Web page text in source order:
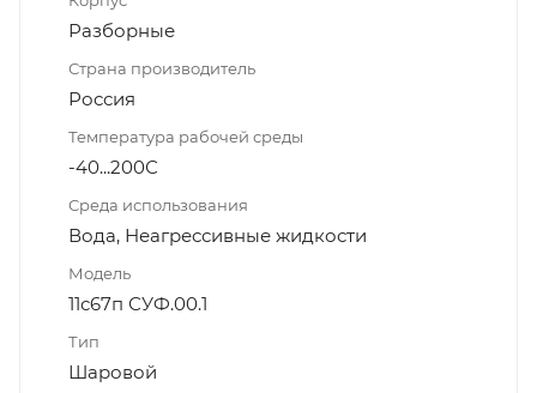
Разборные
Страна производитель
Россия
Температура рабочей среды
-40...200С
Среда использования
Вода, Неагрессивные жидкости
Модель
11с67п СУФ.00.1
Тип
Шаровой